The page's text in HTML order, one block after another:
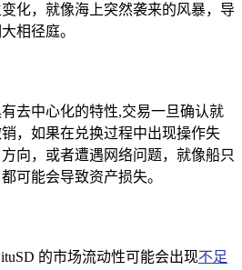
化，就像海上突然袭来的风暴，导
相径庭。
去中心化的特性,交易一旦确认就
，如果在兑换过程中出现操作失
向，或者遭遇网络问题，就像船只
可能会导致资产损失。
的市场流动性可能会出现不足